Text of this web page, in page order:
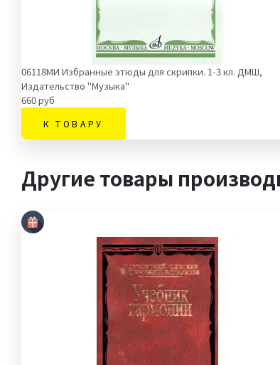
06118МИ Избранные этюды для скрипки. 1-3 кл. ДМШ,
Издательство "Музыка"
660 руб
К ТОВАРУ
Другие товары